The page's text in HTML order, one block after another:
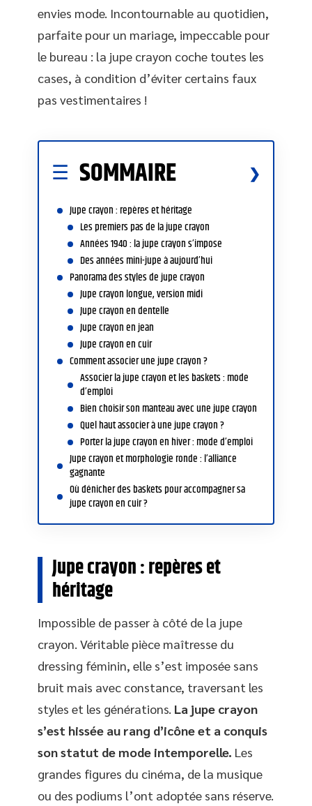
envies mode. Incontournable au quotidien,
parfaite pour un mariage, impeccable pour
le bureau : la jupe crayon coche toutes les
cases, à condition d’éviter certains faux
pas vestimentaires !
SOMMAIRE
Jupe crayon : repères et héritage
Les premiers pas de la jupe crayon
Années 1940 : la jupe crayon s’impose
Des années mini-jupe à aujourd’hui
Panorama des styles de jupe crayon
Jupe crayon longue, version midi
Jupe crayon en dentelle
Jupe crayon en jean
Jupe crayon en cuir
Comment associer une jupe crayon ?
Associer la jupe crayon et les baskets : mode
d’emploi
Bien choisir son manteau avec une jupe crayon
Quel haut associer à une jupe crayon ?
Porter la jupe crayon en hiver : mode d’emploi
Jupe crayon et morphologie ronde : l’alliance
gagnante
Où dénicher des baskets pour accompagner sa
jupe crayon en cuir ?
Jupe crayon : repères et
héritage
Impossible de passer à côté de la jupe
crayon. Véritable pièce maîtresse du
dressing féminin, elle s’est imposée sans
bruit mais avec constance, traversant les
styles et les générations. La jupe crayon
s’est hissée au rang d’icône et a conquis
son statut de mode intemporelle. Les
grandes figures du cinéma, de la musique
ou des podiums l’ont adoptée sans réserve.